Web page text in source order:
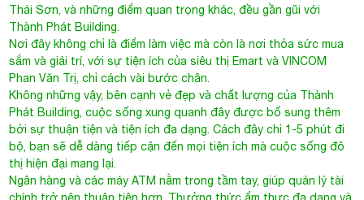
Thái Sơn, và những điểm quan trọng khác, đều gần gũi với
Thành Phát Building.
Nơi đây không chỉ là điểm làm việc mà còn là nơi thỏa sức mua
sắm và giải trí, với sự tiện ích của siêu thị Emart và VINCOM
Phan Văn Trị, chỉ cách vài bước chân.
Không những vậy, bên cạnh vẻ đẹp và chất lượng của Thành
Phát Building, cuộc sống xung quanh đây được bổ sung thêm
bởi sự thuận tiện và tiện ích đa dạng. Cách đây chỉ 1-5 phút đi
bộ, bạn sẽ dễ dàng tiếp cận đến mọi tiện ích mà cuộc sống đô
thị hiện đại mang lại.
Ngân hàng và các máy ATM nằm trong tầm tay, giúp quản lý tài